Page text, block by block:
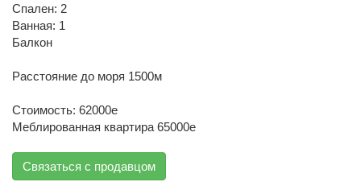
Спален: 2
Ванная: 1
Балкон
Расстояние до моря 1500м
Стоимость: 62000е
Меблированная квартира 65000е
Связаться с продавцом